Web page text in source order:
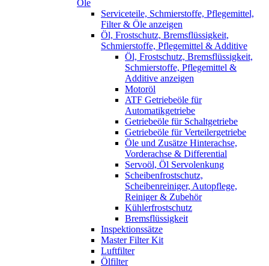
Öle
Serviceteile, Schmierstoffe, Pflegemittel,
Filter & Öle anzeigen
Öl, Frostschutz, Bremsflüssigkeit,
Schmierstoffe, Pflegemittel & Additive
Öl, Frostschutz, Bremsflüssigkeit,
Schmierstoffe, Pflegemittel &
Additive anzeigen
Motoröl
ATF Getriebeöle für
Automatikgetriebe
Getriebeöle für Schaltgetriebe
Getriebeöle für Verteilergetriebe
Öle und Zusätze Hinterachse,
Vorderachse & Differential
Servoöl, Öl Servolenkung
Scheibenfrostschutz,
Scheibenreiniger, Autopflege,
Reiniger & Zubehör
Kühlerfrostschutz
Bremsflüssigkeit
Inspektionssätze
Master Filter Kit
Luftfilter
Ölfilter